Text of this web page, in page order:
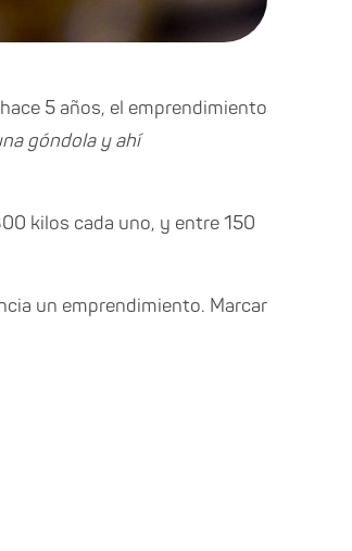
5 años, el emprendimiento
góndola y ahí
kilos cada uno, y entre 150
un emprendimiento. Marcar